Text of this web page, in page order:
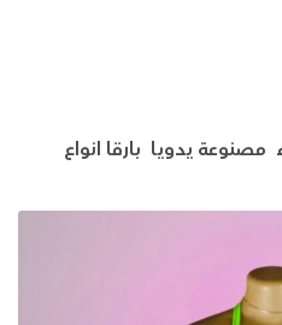
يدويا بارقا انواع